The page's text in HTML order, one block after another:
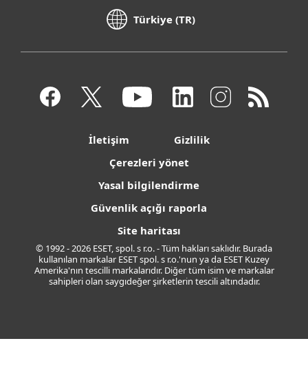
Türkiye (TR)
İletişim
Gizlilik
Çerezleri yönet
Yasal bilgilendirme
Güvenlik açığı raporla
Site haritası
© 1992 - 2026 ESET, spol. s r.o. - Tüm hakları saklıdır. Burada
kullanılan markalar ESET spol. s r.o.'nun ya da ESET Kuzey
Amerika'nın tescilli markalarıdır. Diğer tüm isim ve markalar
sahipleri olan saygıdeğer şirketlerin tescili altındadır.